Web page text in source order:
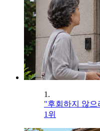
1.
"후회하지 않으
1위